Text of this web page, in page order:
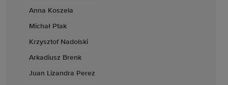
Anna Koszela
Michał Ptak
Krzysztof Nadolski
Arkadiusz Brenk
Juan Lizandra Perez